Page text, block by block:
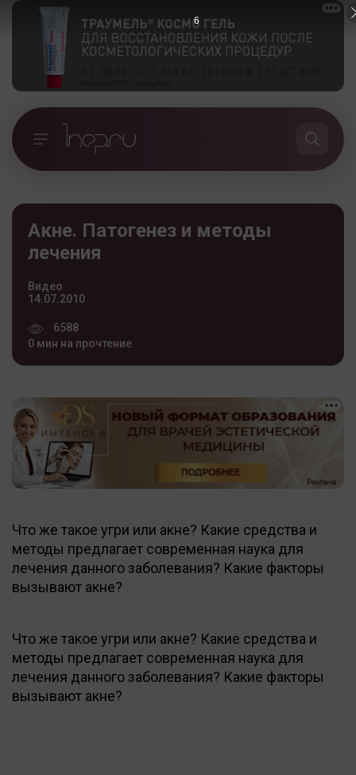
Акне. Патогенез и методы
лечения
Видео
14.07.2010
6588
0 мин на прочтение
Что же такое угри или акне? Какие средства и
методы предлагает современная наука для
лечения данного заболевания? Какие факторы
вызывают акне?
Что же такое угри или акне? Какие средства и
методы предлагает современная наука для
лечения данного заболевания? Какие факторы
вызывают акне?
6